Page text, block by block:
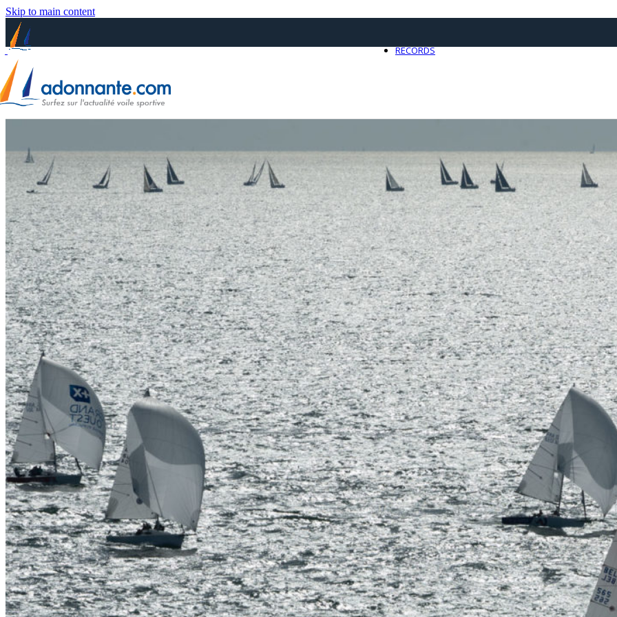
Skip to main content
0
RECORDS
05Mai
Classe Ultim 32/23,Records,Trophée Jules Verne
Un nouveau Maxi Edmond de
Source
Gitana Team
8 mai 2025
0